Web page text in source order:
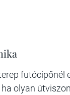
futócipőnél
olyan